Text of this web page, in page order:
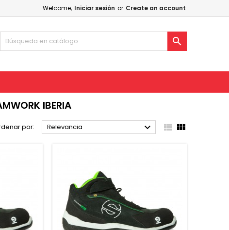
Welcome, Iniciar sesión or Create an account

IBERIA
por: Relevancia   